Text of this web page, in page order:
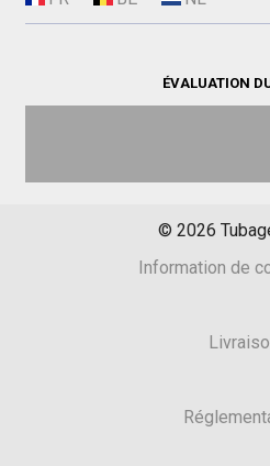
ÉVALUATION
© 2026
Information de